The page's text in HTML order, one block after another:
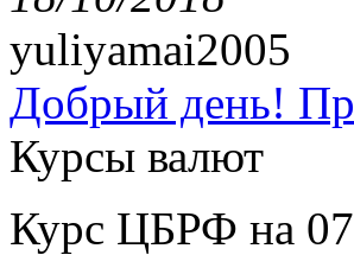
yuliyamai2005
Добрый день!
Курсы валют
Курс ЦБРФ на